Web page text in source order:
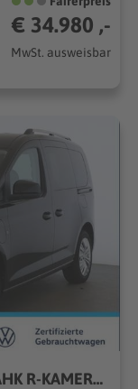
€ 34.980 ,-
MwSt. ausweisbar
VW Caddy Life Goal Hybrid DSG AHK R-KAMERA SpurW